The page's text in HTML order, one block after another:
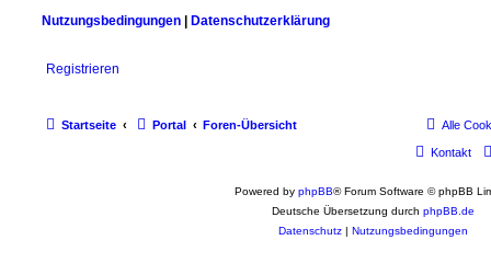
Nutzungsbedingungen
Datenschutzerklärung
Registrieren
Startseite Portal Foren-Übersicht Alle
Kontakt
Powered by phpBB® Forum Software © phpBB
Deutsche Übersetzung durch phpBB.de
Datenschutz
Nutzungsbedingungen